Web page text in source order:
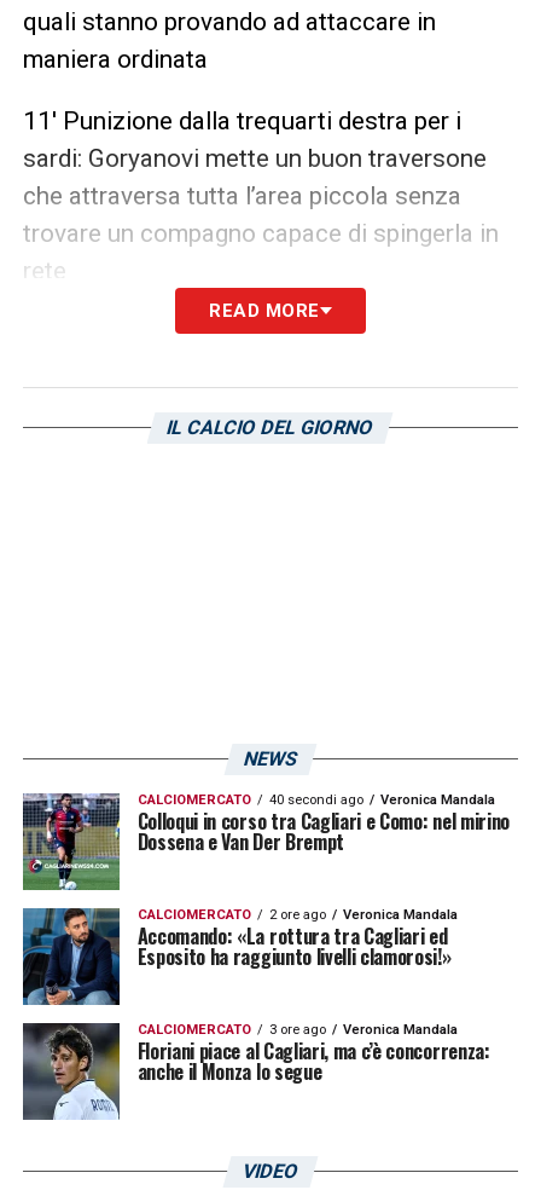
quali stanno provando ad attaccare in
maniera ordinata
11′ Punizione dalla trequarti destra per i
sardi: Goryanovi mette un buon traversone
che attraversa tutta l’area piccola senza
trovare un compagno capace di spingerla in
rete
18′ Buona occasione dalla trequarti dei
compagni e viene subito allontanayo
batti e ribatti successivo non nascono veri e
propri pericoli per il portiere dei partenopei
33′ Avanzata di Trepy che penetra nella
trequarti dei padroni di casa e poi subisce
una scarpata involontaria da parte di
Gambardella
38′ Duetto tra Goryanov e Trepy sull
trequarti, il secondo prova ad imbucare ma in
compenso guadagna un calcio d’angolo
READ MORE
IL CALCIO DEL GIORNO
NEWS
CALCIOMERCATO 40 secondi ago Veronica Mandala
Colloqui in corso tra Cagliari e Como: nel mirino
Dossena e Van Der Brempt
CALCIOMERCATO 2 ore ago Veronica Mandala
Accomando: «La rottura tra Cagliari ed
Esposito ha raggiunto livelli clamorosi!»
CALCIOMERCATO 3 ore ago Veronica Mandala
Floriani piace al Cagliari, ma c’è concorrenza:
anche il Monza lo segue
VIDEO